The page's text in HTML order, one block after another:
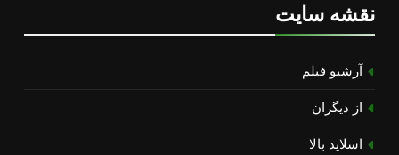
نقشه سایت
آرشیو فیلم
از دیگران
اسلاید بالا